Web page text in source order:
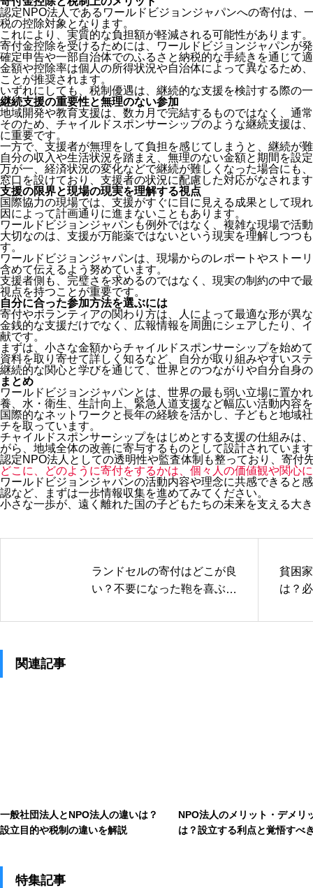
認定NPO法人であるワールドビジョンジャパンへの寄付は、
税の控除対象となります。
これにより、実質的な負担額が軽減される可能性があります。
寄付金控除を受けるためには、ワールドビジョンジャパンが
確定申告や一部自治体でのふるさと納税的な手続きを通じて
金額や控除率は個人の所得状況や自治体によって異なるため
ことが推奨されます。
いずれにしても、税制優遇は、継続的な支援を検討する際の
継続支援の重要性と無理のない参加
地域開発や教育支援は、数カ月で完結するものではなく、通
そのため、チャイルドスポンサーシップのような継続支援は
に重要です。
一方で、支援者が無理をして負担を感じてしまうと、継続が
自分の収入や生活状況を踏まえ、無理のない金額と期間を設
万が一、経済状況の変化などで継続が難しくなった場合にも
窓口を設けており、支援者の状況に配慮した対応がなされま
支援の限界と現場の現実を理解する視点
国際協力の現場では、支援がすぐに目に見える成果として現
因によって計画通りに進まないこともあります。
ワールドビジョンジャパンも例外ではなく、複雑な現場で活
大切なのは、支援が万能薬ではないという現実を理解しつつ
す。
ワールドビジョンジャパンは、現場からのレポートやストー
含めて伝えるよう努めています。
支援者側も、完璧さを求めるのではなく、現実の制約の中で
視点を持つことが重要です。
自分に合った参加方法を選ぶには
寄付やボランティアの関わり方は、人によって最適な形が異
金銭的な支援だけでなく、広報情報を周囲にシェアしたり、
献です。
まずは、小さな金額からチャイルドスポンサーシップを始め
資料を取り寄せて詳しく知るなど、自分が取り組みやすいス
継続的な関心と学びを通じて、世界とのつながりや自分自身
まとめ
ワールドビジョンジャパンとは、世界の最も弱い立場に置か
養、水・衛生、生計向上、緊急人道支援など幅広い活動内容
国際的なネットワークと長年の経験を活かし、子どもと地域
チを取っています。
チャイルドスポンサーシップをはじめとする支援の仕組みは
がら、地域全体の改善に寄与するものとして設計されていま
認定NPO法人としての透明性や監査体制も整っており、寄付
どこに、どのように寄付をするかは、個々人の価値観や関心
ワールドビジョンジャパンの活動内容や理念に共感できると
認など、まずは一歩情報収集を進めてみてください。
小さな一歩が、遠く離れた国の子どもたちの未来を支える大
ランドセルの寄付はどこが良
い？不要になった鞄を喜ぶ子
貧困
は？
関連記事
一般社団法人とNPO法人の違いは？
設立目的や税制の違いを解説
NPO法人のメリット・デメリ
は？設立する利点と覚悟すべ
特集記事